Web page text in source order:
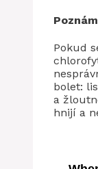
Pokud
bolet:
a
hnijí a